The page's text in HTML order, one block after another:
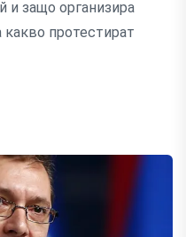
и защо организира
протестират